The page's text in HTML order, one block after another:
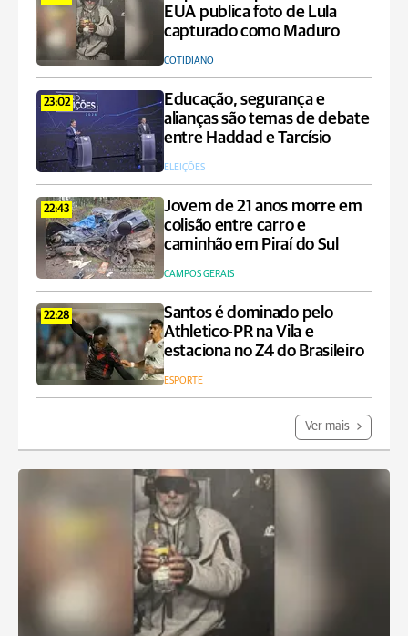
EUA publica foto de Lula
capturado como Maduro
COTIDIANO
23:02
Educação, segurança e
alianças são temas de debate
entre Haddad e Tarcísio
ELEIÇÕES
22:43
Jovem de 21 anos morre em
colisão entre carro e
caminhão em Piraí do Sul
CAMPOS GERAIS
22:28
Santos é dominado pelo
Athletico-PR na Vila e
estaciona no Z4 do Brasileiro
ESPORTE
Ver mais